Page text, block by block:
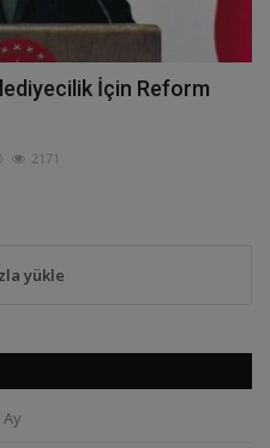
İçin Reform
2171
yükle
Ay